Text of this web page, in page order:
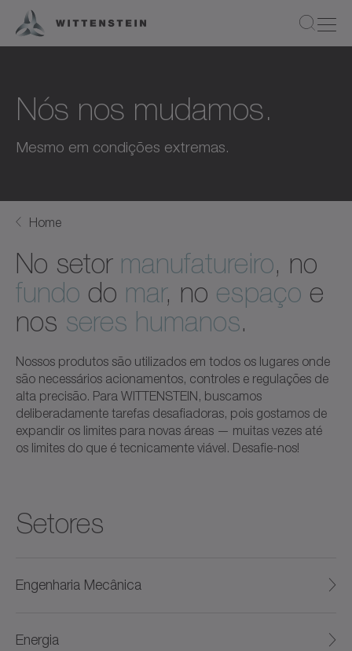
Nós nos mudamos.
Mesmo em condições extremas.
Home
No setor manufatureiro, no
fundo do mar, no espaço e
nos seres humanos.
Nossos produtos são utilizados em todos os lugares onde
são necessários acionamentos, controles e regulações de
alta precisão. Para WITTENSTEIN, buscamos
deliberadamente tarefas desafiadoras, pois gostamos de
expandir os limites para novas áreas — muitas vezes até
os limites do que é tecnicamente viável. Desafie-nos!
Setores
Engenharia Mecânica
Energia